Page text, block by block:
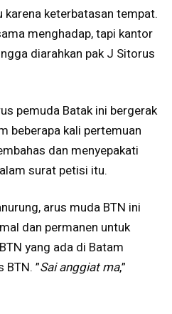
karena keterbatasan tempat.
menghadap, tapi kantor
diarahkan pak J Sitorus
pemuda Batak ini bergerak
beberapa kali pertemuan
dan menyepakati
surat petisi itu.
arus muda BTN ini
dan permanen untuk
yang ada di Batam
”Sai anggiat ma,”